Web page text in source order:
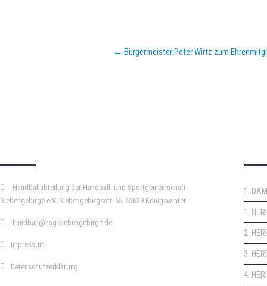
Post
navigation
← Bürgermeister Peter Wirtz zum
Handballabteilung der Handball- und Sportgemeinschaft
Siebengebirge e.V. Siebengebirgsstr. 65, 53639 Königswinter.
handball@hsg-siebengebirge.de
Impressum
Datenschutzerklärung
1.
1.
2.
3.
4.